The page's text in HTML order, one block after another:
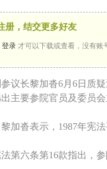
册，结交更多好友
登录 才可以下载或查看，没有账
参议长黎加沓6月6日质
主要参院官员及委员
加沓表示，1987年宪
第六条第16款指出，